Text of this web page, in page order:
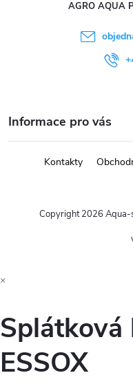
AGRO AQUA
Informace pro vás
Kontakty
Copyright 2026 Aqua-
×
Splátková
ESSOX